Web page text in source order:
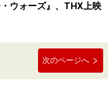
ウォーズ』、THX上映
次のページへ